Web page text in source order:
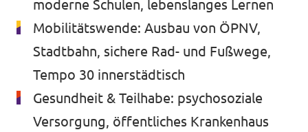
moderne Schulen, lebenslanges Lernen
Mobilitätswende: Ausbau von ÖPNV,
Stadtbahn, sichere Rad- und Fußwege,
Tempo 30 innerstädtisch
Gesundheit & Teilhabe: psychosoziale
Versorgung, öffentliches Krankenhaus